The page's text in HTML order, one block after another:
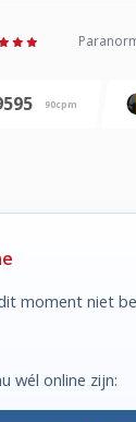
90cpm
moment niet
wél online zijn: